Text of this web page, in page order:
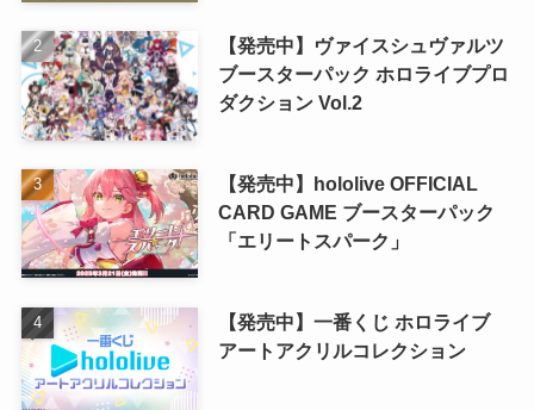
【発売中】ヴァイスシュヴァルツ
ブースターパック ホロライブプロ
ダクション Vol.2
【発売中】hololive OFFICIAL
CARD GAME ブースターパック
「エリートスパーク」
【発売中】一番くじ ホロライブ
アートアクリルコレクション